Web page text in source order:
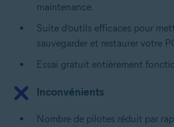
maintenance.
Suite d’outils efficaces pour
sauvegarder et restaurer votre
Essai gratuit entièrement
Inconvénients
Nombre de pilotes réduit par